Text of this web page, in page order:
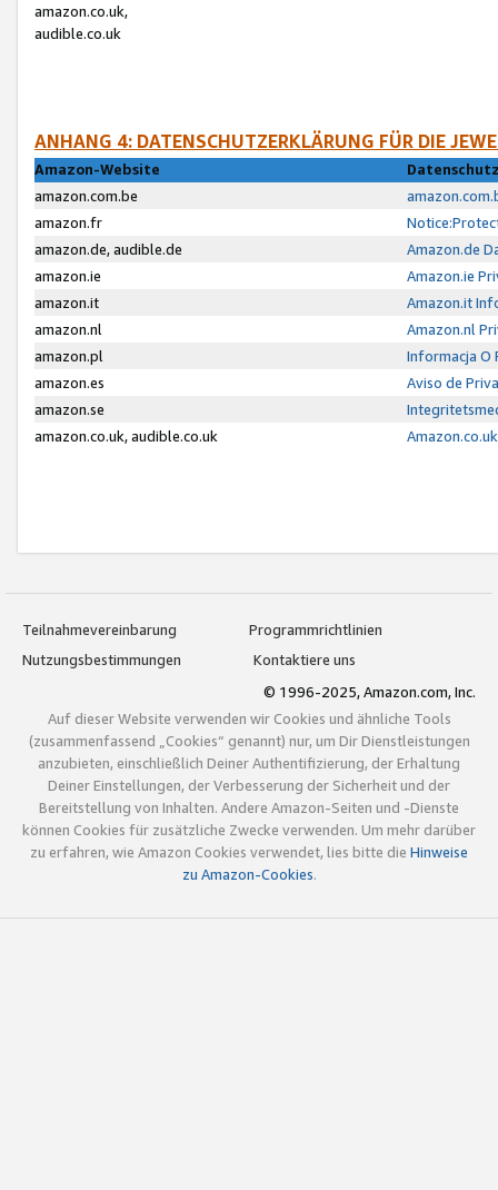
amazon.co.uk,
audible.co.uk
ANHANG 4: DATENSCHUTZERKLÄRUNG FÜR DIE
Amazon-Website
amazon.com.be
amazon.fr
amazon.de, audible.de
Amazon.de
amazon.ie
Amazon.ie
amazon.it
Amazon.it
amazon.nl
Amazon.nl
amazon.pl
Informacja O
amazon.es
Aviso de
amazon.se
amazon.co.uk, audible.co.uk
Teilnahmevereinbarung
Programmrichtlinien
Nutzungsbestimmungen
Kontaktiere uns
© 1996-2025, Amazon.com, Inc.
Auf dieser Website verwenden wir Cookies und ähnliche Tools
(zusammenfassend „Cookies“ genannt) nur, um Dir Dienstleistungen
anzubieten, einschließlich Deiner Authentifizierung, der Erhaltung
Deiner Einstellungen, der Verbesserung der Sicherheit und der
Bereitstellung von Inhalten. Andere Amazon-Seiten und -Dienste
können Cookies für zusätzliche Zwecke verwenden. Um mehr darüber
zu erfahren, wie Amazon Cookies verwendet, lies bitte die Hinweise
zu Amazon-Cookies.